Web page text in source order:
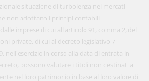
situazione di turbolenza nei mercati
non adottano i principi contabili
imprese di cui all'articolo 91, comma 2, del
private, di cui al decreto legislativo 7
nell'esercizio in corso alla data di entrata in
possono valutare i titoli non destinati a
nel loro patrimonio in base al loro valore di